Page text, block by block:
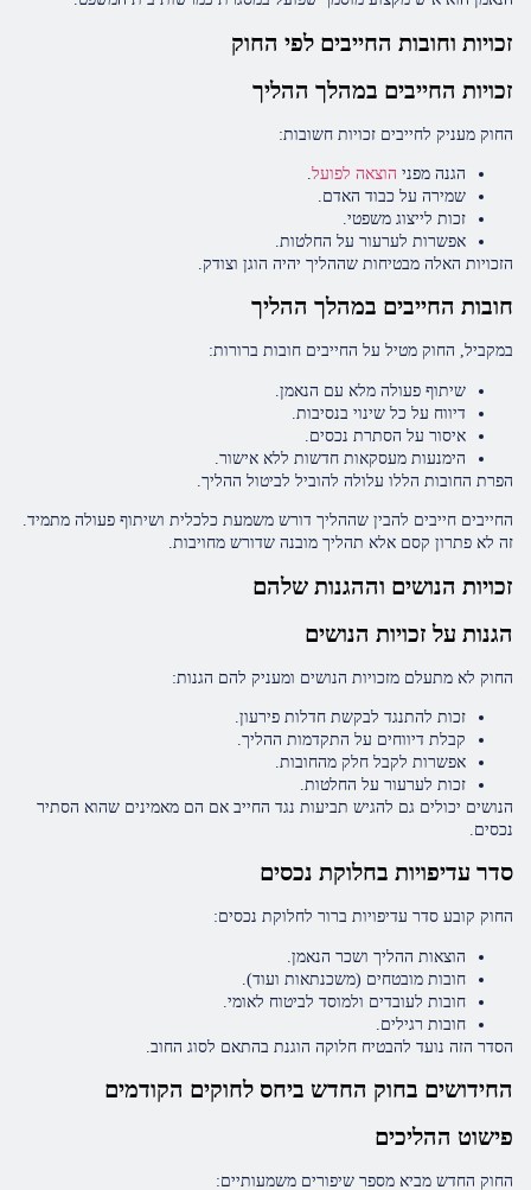
זכויות וחובות החייבים לפי החוק
זכויות החייבים במהלך ההליך
החוק מעניק לחייבים זכויות חשובות:
הגנה מפני הוצאה לפועל
שמירה על כבוד האדם.
זכות לייצוג משפטי.
אפשרות לערעור על החלטות.
הזכויות האלה מבטיחות שההליך יהיה הוגן וצודק.
חובות החייבים במהלך ההליך
במקביל, החוק מטיל על החייבים חובות ברורות:
שיתוף פעולה מלא עם הנאמן.
דיווח על כל שינוי בנסיבות.
איסור על הסתרת נכסים.
הימנעות מעסקאות חדשות ללא אישור.
הפרת החובות הללו עלולה להוביל לביטול ההליך.
החייבים חייבים להבין שההליך דורש משמעת כלכלית ושיתוף פעולה מתמיד.
זה לא פתרון קסם אלא תהליך מובנה שדורש מחויבות.
זכויות הנושים וההגנות שלהם
הגנות על זכויות הנושים
החוק לא מתעלם מזכויות הנושים ומעניק להם הגנות:
זכות להתנגד לבקשת חדלות פירעון.
קבלת דיווחים על התקדמות ההליך.
אפשרות לקבל חלק מהחובות.
זכות לערעור על החלטות.
הנושים יכולים גם להגיש תביעות נגד החייב אם הם מאמינים שהוא הסתיר
נכסים.
סדר עדיפויות בחלוקת נכסים
החוק קובע סדר עדיפויות ברור לחלוקת נכסים:
הוצאות ההליך ושכר הנאמן.
חובות מובטחים (משכנתאות ועוד).
חובות לעובדים ולמוסד לביטוח לאומי.
חובות רגילים.
הסדר הזה נועד להבטיח חלוקה הוגנת בהתאם לסוג החוב.
החידושים בחוק החדש ביחס לחוקים הקודמים
פישוט ההליכים
החוק החדש מביא מספר שיפורים משמעותיים: